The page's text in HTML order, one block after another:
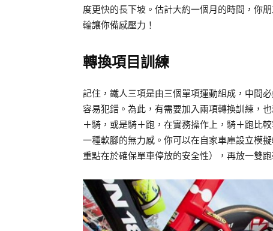
度更快的長下坡。估計大約一個月的時間，你
輪讓你備感壓力！
轉換項目訓練
記住，鐵人三項是由三個單項運動組成，中間
容易犯錯。為此，有需要加入兩項轉換訓練，
＋騎，或是騎＋跑，在實務操作上，騎＋跑比
一種軟腳的無力感。你可以在自家車庫設立模
重點在於確保單車停放的安全性），再放一雙